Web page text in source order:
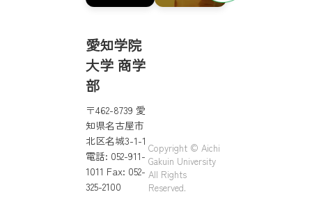
愛知学院
大学 商学
部
〒462-8739 愛
知県名古屋市
北区名城3-1-1
電話: 052-911-
1011 Fax: 052-
325-2100
Copyright © Aichi
Gakuin University
All Rights
Reserved.